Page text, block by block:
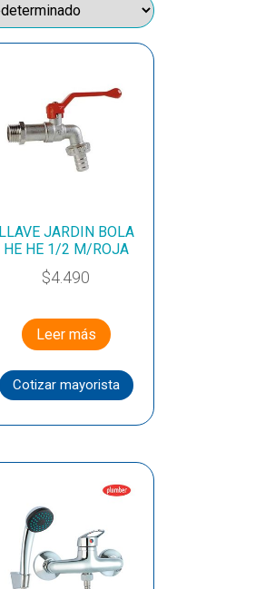
LLAVE JARDIN BOLA
HE HE 1/2 M/ROJA
$4.490
Leer más
Cotizar mayorista